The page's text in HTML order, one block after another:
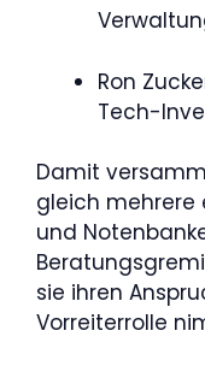
Ron
Tech-
Damit
gleich mehrere
und
sie ihren
Vorreiterrolle